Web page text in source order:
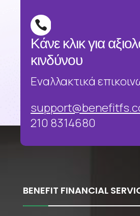

Κάνε κλικ για
κινδύνου
Εναλλακτικά
210 8314680
BENEFIT FINANCIAL